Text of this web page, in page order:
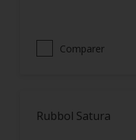
Comparer
Rubbol Satura